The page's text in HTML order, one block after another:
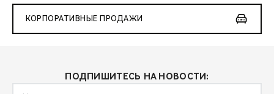
КОРПОРАТИВНЫЕ ПРОДАЖИ
ПОДПИШИТЕСЬ НА НОВОСТИ: